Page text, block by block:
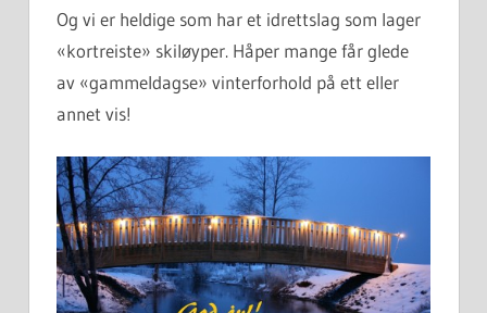
Og vi er heldige som har et idrettslag som lager
«kortreiste» skiløyper. Håper mange får glede
av «gammeldagse» vinterforhold på ett eller
annet vis!